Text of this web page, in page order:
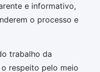
e informativo,
o processo e
trabalho da
respeito pelo meio